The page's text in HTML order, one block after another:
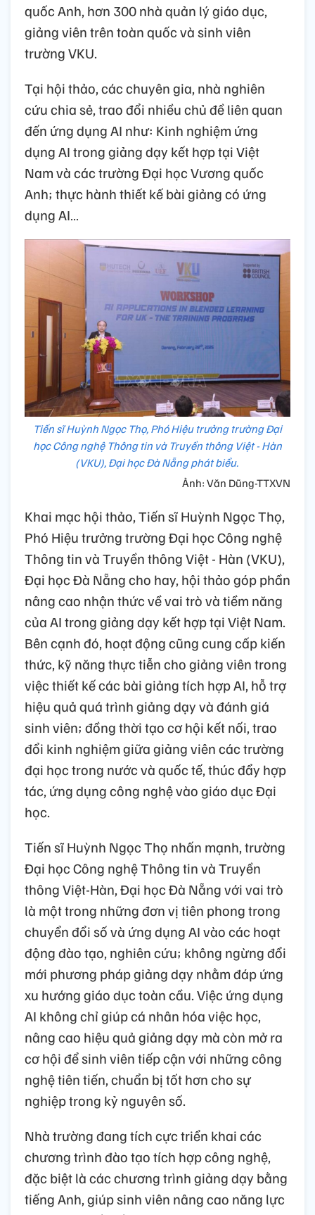
quốc Anh, hơn 300 nhà quản lý giáo dục,
giảng viên trên toàn quốc và sinh viên
trường VKU.
Tại hội thảo, các chuyên gia, nhà nghiên
cứu chia sẻ, trao đổi nhiều chủ đề liên quan
đến ứng dụng AI như: Kinh nghiệm ứng
dụng AI trong giảng dạy kết hợp tại Việt
Nam và các trường Đại học Vương quốc
Anh; thực hành thiết kế bài giảng có ứng
dụng AI…
Tiến sĩ Huỳnh Ngọc Thọ, Phó Hiệu trưởng trường Đại
học Công nghệ Thông tin và Truyền thông Việt - Hàn
(VKU), Đại học Đà Nẵng phát biểu.
Ảnh: Văn Dũng-TTXVN
Khai mạc hội thảo, Tiến sĩ Huỳnh Ngọc Thọ,
Phó Hiệu trưởng trường Đại học Công nghệ
Thông tin và Truyền thông Việt - Hàn (VKU),
Đại học Đà Nẵng cho hay, hội thảo góp phần
nâng cao nhận thức về vai trò và tiềm năng
của AI trong giảng dạy kết hợp tại Việt Nam.
Bên cạnh đó, hoạt động cũng cung cấp kiến
thức, kỹ năng thực tiễn cho giảng viên trong
việc thiết kế các bài giảng tích hợp AI, hỗ trợ
hiệu quả quá trình giảng dạy và đánh giá
sinh viên; đồng thời tạo cơ hội kết nối, trao
đổi kinh nghiệm giữa giảng viên các trường
đại học trong nước và quốc tế, thúc đẩy hợp
tác, ứng dụng công nghệ vào giáo dục Đại
học.
Tiến sĩ Huỳnh Ngọc Thọ nhấn mạnh, trường
Đại học Công nghệ Thông tin và Truyền
thông Việt-Hàn, Đại học Đà Nẵng với vai trò
là một trong những đơn vị tiên phong trong
chuyển đổi số và ứng dụng AI vào các hoạt
động đào tạo, nghiên cứu; không ngừng đổi
mới phương pháp giảng dạy nhằm đáp ứng
xu hướng giáo dục toàn cầu. Việc ứng dụng
AI không chỉ giúp cá nhân hóa việc học,
nâng cao hiệu quả giảng dạy mà còn mở ra
cơ hội để sinh viên tiếp cận với những công
nghệ tiên tiến, chuẩn bị tốt hơn cho sự
nghiệp trong kỷ nguyên số.
Nhà trường đang tích cực triển khai các
chương trình đào tạo tích hợp công nghệ,
đặc biệt là các chương trình giảng dạy bằng
tiếng Anh, giúp sinh viên nâng cao năng lực